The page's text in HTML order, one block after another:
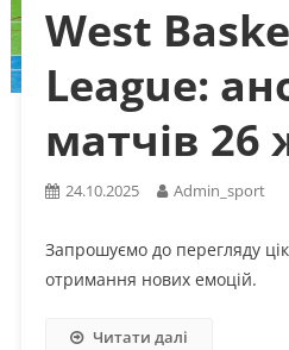
West
League:
матчів 26
24.10.2025 Admin_sport
Запрошуємо до перегляду
отримання нових емоцій.
Читати далі